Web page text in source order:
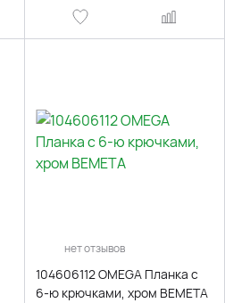
нет отзывов
104606112 OMEGA Планка с
6-ю крючками, хром BEMETA